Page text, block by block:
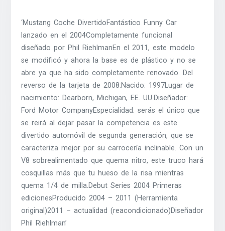
‘Mustang Coche DivertidoFantástico Funny Car
lanzado en el 2004Completamente funcional
diseñado por Phil RiehlmanEn el 2011, este modelo
se modificó y ahora la base es de plástico y no se
abre ya que ha sido completamente renovado. Del
reverso de la tarjeta de 2008:Nacido: 1997Lugar de
nacimiento: Dearborn, Michigan, EE. UU.Diseñador:
Ford Motor CompanyEspecialidad: serás el único que
se reirá al dejar pasar la competencia es este
divertido automóvil de segunda generación, que se
caracteriza mejor por su carrocería inclinable. Con un
V8 sobrealimentado que quema nitro, este truco hará
cosquillas más que tu hueso de la risa mientras
quema 1/4 de milla.Debut Series 2004 Primeras
edicionesProducido 2004 – 2011 (Herramienta
original)2011 – actualidad (reacondicionado)Diseñador
Phil Riehlman’